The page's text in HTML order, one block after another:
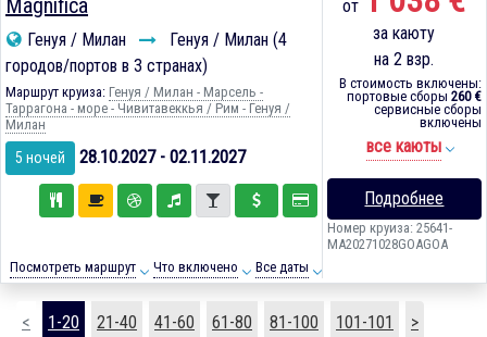
Magnifica
Генуя / Милан
Генуя / Милан (4
городов/портов в 3 странах)
Маршрут круиза: Генуя / Милан - Марсель -
Таррагона - море - Чивитавеккья / Рим - Генуя /
Милан
5 ночей 28.10.2027 - 02.11.2027
Посмотреть маршрут Что включено Все даты
от
за каюту
на 2 взр.
В стоимость включены:
портовые сборы 260 €
сервисные сборы
включены
все каюты
Подробнее
Номер круиза: 25641-
MA20271028GOAGOA
< 1-20 21-40 41-60 61-80 81-100 101-101 >